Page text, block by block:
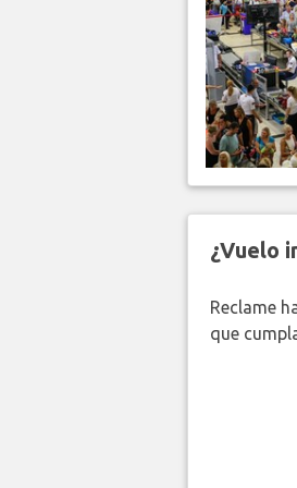
¿Vuelo
Reclame
que